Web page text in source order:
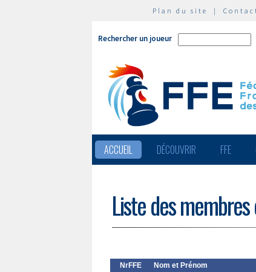
Plan du site |
Rechercher un joueur
ACCUEIL DÉCOUVRIR FFE
Liste des
NrFFE Nom et Prénom